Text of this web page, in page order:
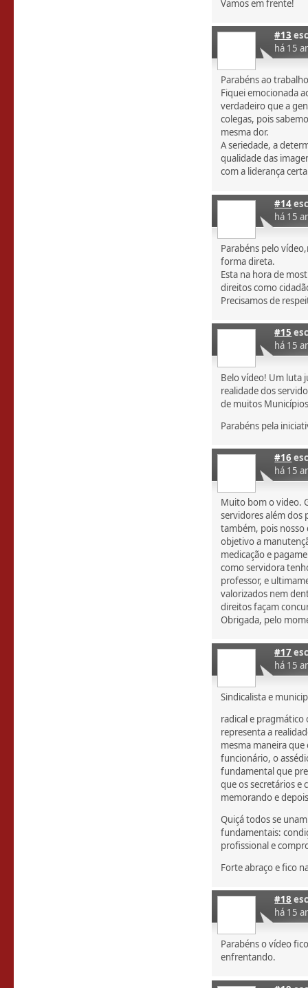
Vamos em frente!
#13
há 15
Parabéns ao
Fiquei emocionada
verdadeiro que a
colegas, pois
mesma dor.
A seriedade, a
qualidade das
com a liderança
#14
há 15
Parabéns pelo
forma direta.
Esta na hora de
direitos como
Precisamos de
#15
há 15
Belo vídeo! Um luta
realidade dos
de muitos
Parabéns pela
#16
há 15
Muito bom o video.
servidores além dos
também, pois
objetivo a
medicação e
como servidora
professor, e
valorizados nem
direitos façam
Obrigada, pelo
#17
há 15
Sindicalista e
radical e pragmático
representa a
mesma maneira
funcionário, o
fundamental que
que os secretários e
memorando e
Quiçá todos se
fundamentais:
profissional e
Forte abraço e fico
#18
há 15
Parabéns o vídeo
enfrentando.